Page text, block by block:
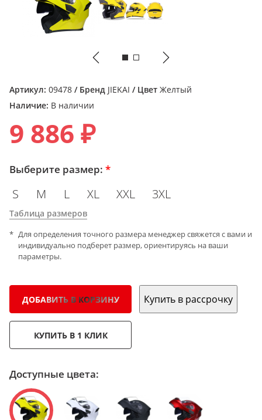
Артикул: 09478 / Бренд JIEKAI / Цвет Желтый
Наличие: В наличии
9 886 ₽
Выберите размер: *
S M L XL XXL 3XL
Таблица размеров
Для определения точного размера менеджер свяжется с вами и
индивидуально подберет размер, ориентируясь на ваши
параметры.
ДОБАВИТЬ В КОРЗИНУ Купить в рассрочку
КУПИТЬ В 1 КЛИК
Доступные цвета: